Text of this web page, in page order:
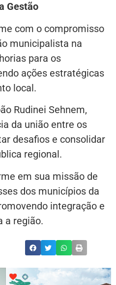
Gestão
com o compromisso
municipalista na
para os
ações estratégicas
local.
Rudinei Sehnem,
da união entre os
desafios e consolidar
regional.
em sua missão de
dos municípios da
integração e
a região.